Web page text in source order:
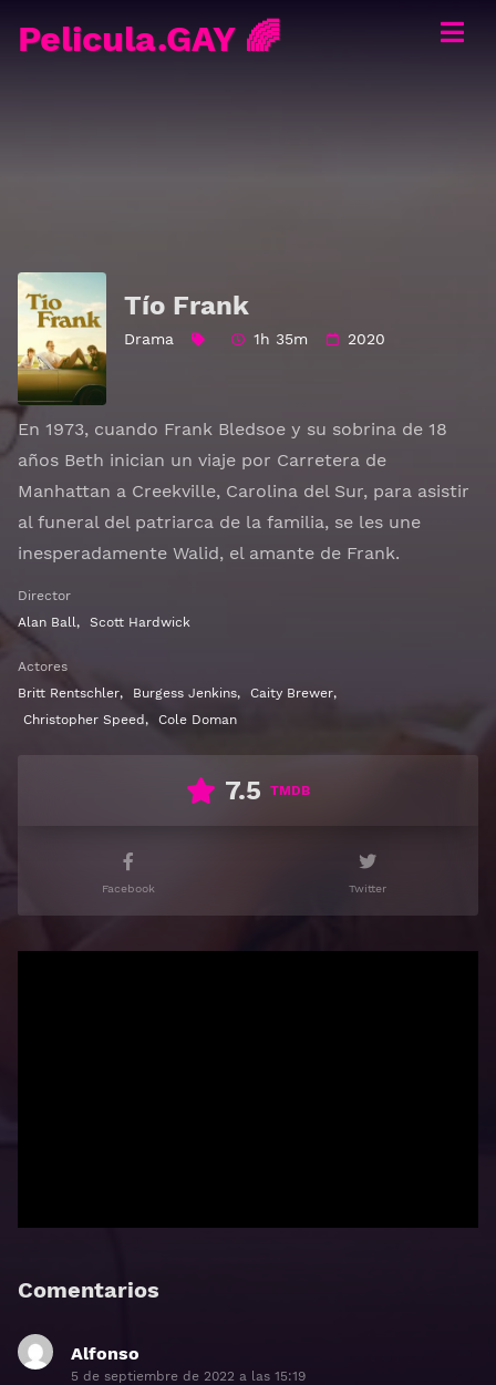
Pelicula.GAY 🌈
Tío Frank
Drama 1h 35m 2020
En 1973, cuando Frank Bledsoe y su sobrina de 18
años Beth inician un viaje por Carretera de
Manhattan a Creekville, Carolina del Sur, para asistir
al funeral del patriarca de la familia, se les une
inesperadamente Walid, el amante de Frank.
Director
Alan Ball, Scott Hardwick
Actores
Britt Rentschler, Burgess Jenkins, Caity Brewer,
Christopher Speed, Cole Doman
7.5 TMDB
Facebook Twitter
Comentarios
Alfonso
5 de septiembre de 2022 a las 15:19